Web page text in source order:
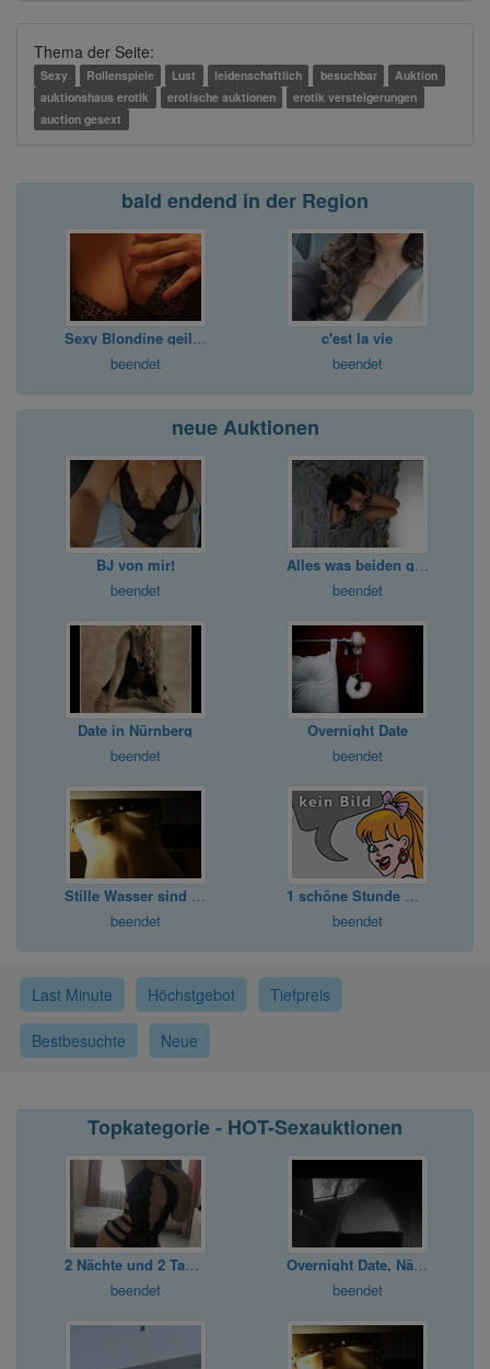
Thema der Seite:
Sexy Rollenspiele Lust leidenschaftlich besuchbar
Auktion
auktionshaus erotik
erotische auktionen
erotik versteigerungen
auction gesext
bald endend in der Region
Sexy Blondine geiler Arsch
beendet
c'est la vie
beendet
neue Auktionen
BJ von mir!
beendet
Alles was beiden gefällt
beendet
Date in Nürnberg
beendet
Overnight Date
beendet
Stille Wasser sind tief...
beendet
1 schöne Stunde mit mir
beendet
Last Minute Höchstgebot Tiefpreis
Bestbesuchte Neue
Topkategorie - HOT-Sexauktionen
2 Nächte und 2 Tage Date :)
beendet
Overnight Date, Nähe Ma, Lu, privat
beendet